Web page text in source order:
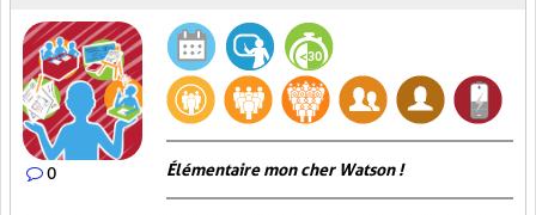
0 Élémentaire mon cher Watson !